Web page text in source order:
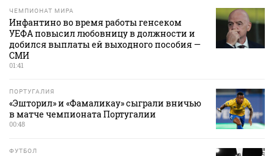
ЧЕМПИОНАТ МИРА
Инфантино во время работы генсеком
УЕФА повысил любовницу в должности и
добился выплаты ей выходного пособия —
СМИ
01:41
ПОРТУГАЛИЯ
«Эшторил» и «Фамаликау» сыграли вничью
в матче чемпионата Португалии
00:48
ФУТБОЛ